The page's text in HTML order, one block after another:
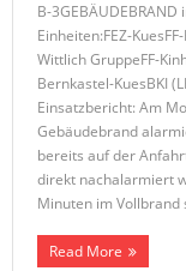
B-
Einheiten:FEZ-
Wittlich GruppeFF-
Bernkastel-KuesBKI
Einsatzbericht: Am
Gebäudebrand
bereits auf der
direkt nachalarmiert
Minuten im Vollbrand
Read More